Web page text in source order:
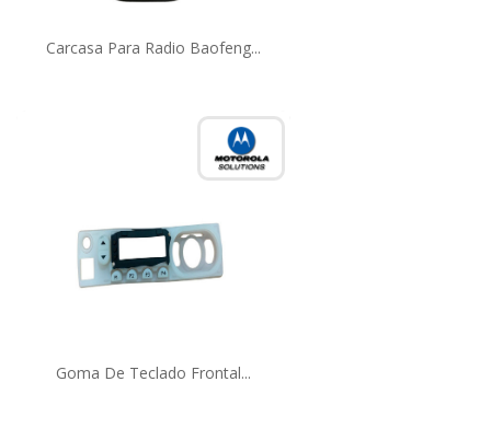
Carcasa Para Radio Baofeng...
Goma De Teclado Frontal...